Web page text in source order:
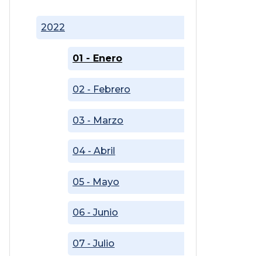
2022
01 - Enero
02 - Febrero
03 - Marzo
04 - Abril
05 - Mayo
06 - Junio
07 - Julio